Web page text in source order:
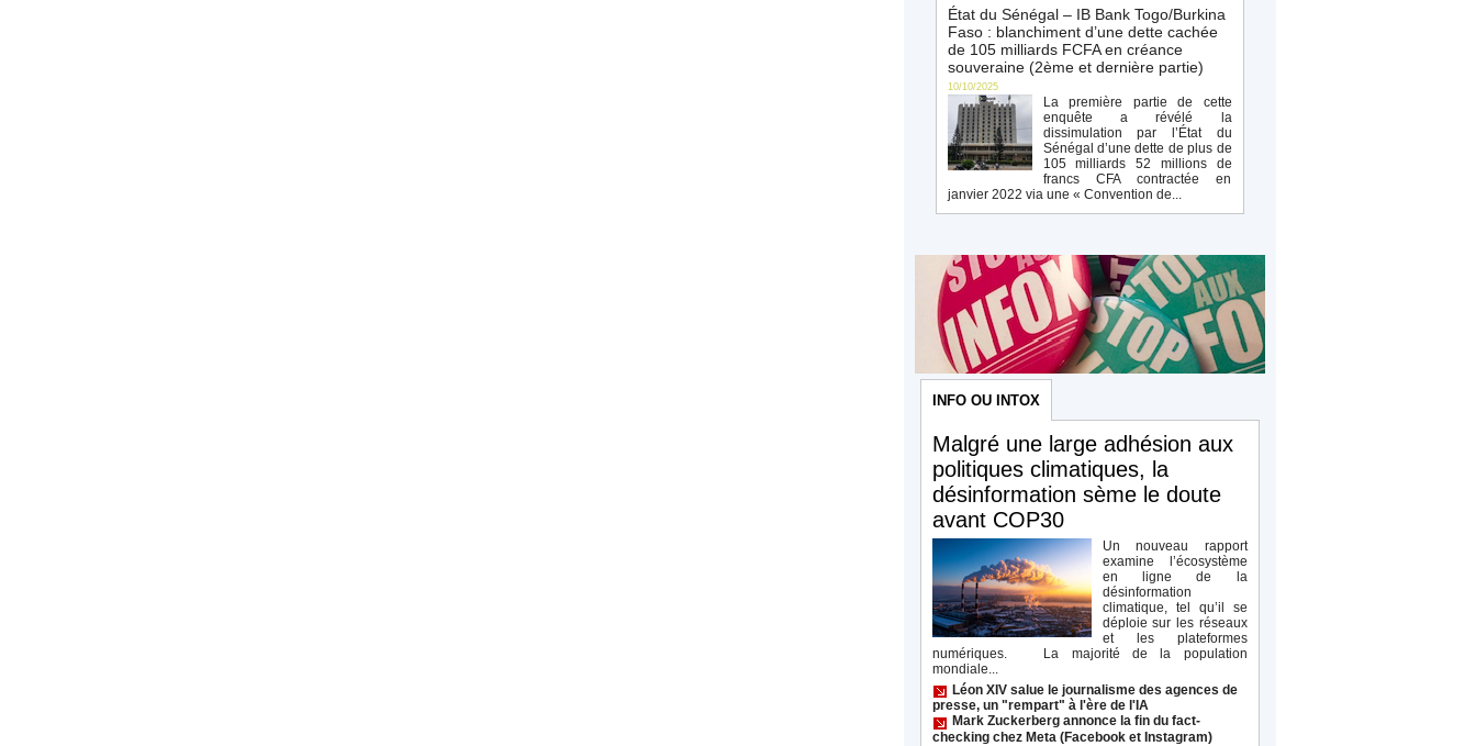
État du Sénégal – IB Bank Togo/Burkina
Faso : blanchiment d’une dette cachée
de 105 milliards FCFA en créance
souveraine (2ème et dernière partie)
10/10/2025
La première partie de cette
enquête a révélé la
dissimulation par l’État du
Sénégal d’une dette de plus de
105 milliards 52 millions de
francs CFA contractée en
janvier 2022 via une « Convention de...
INFO OU INTOX
Malgré une large adhésion aux
politiques climatiques, la
désinformation sème le doute
avant COP30
Un nouveau rapport
examine l’écosystème
en ligne de la
désinformation
climatique, tel qu’il se
déploie sur les réseaux
et les plateformes
numériques. La majorité de la population
mondiale...
Léon XIV salue le journalisme des agences de
presse, un "rempart" à l'ère de l'IA
Mark Zuckerberg annonce la fin du fact-
checking chez Meta (Facebook et Instagram)